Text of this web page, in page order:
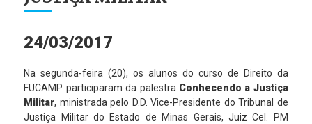
24/03/2017
Na segunda-feira (20), os alunos do curso de Direito da
FUCAMP participaram da palestra Conhecendo a Justiça
Militar, ministrada pelo D.D. Vice-Presidente do Tribunal de
Justiça Militar do Estado de Minas Gerais, Juiz Cel. PM